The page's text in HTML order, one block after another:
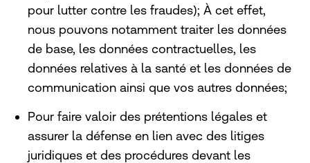
pour lutter contre les fraudes); À cet effet,
nous pouvons notamment traiter les données
de base, les données contractuelles, les
données relatives à la santé et les données de
communication ainsi que vos autres données;
Pour faire valoir des prétentions légales et
assurer la défense en lien avec des litiges
juridiques et des procédures devant les